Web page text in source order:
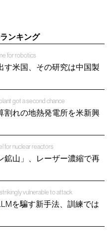
ンキング
for robotics
す米国、その研究は中国製
got a second chance
れの地熱発電所を米新興
for nuclear reactors
鉱山」、レーザー濃縮で再
vulnerable to attack
を騙す新手法、訓練では